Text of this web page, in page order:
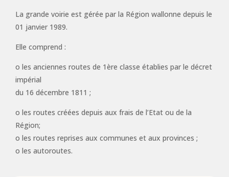
La grande voirie est gérée par la Région wallonne depuis le
01 janvier 1989.
Elle comprend :
o les anciennes routes de 1ère classe établies par le décret
impérial
du 16 décembre 1811 ;
o les routes créées depuis aux frais de l’Etat ou de la
Région;
o les routes reprises aux communes et aux provinces ;
o les autoroutes.